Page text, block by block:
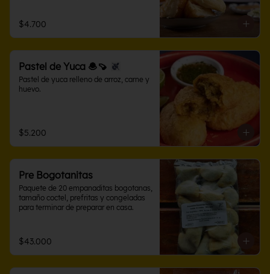
$4.700
Pastel de Yuca 🧆🍠
Pastel de yuca relleno de arroz, carne y
huevo.
$5.200
Pre Bogotanitas
Paquete de 20 empanaditas bogotanas,
tamaño coctel, prefritas y congeladas
para terminar de preparar en casa.
$43.000